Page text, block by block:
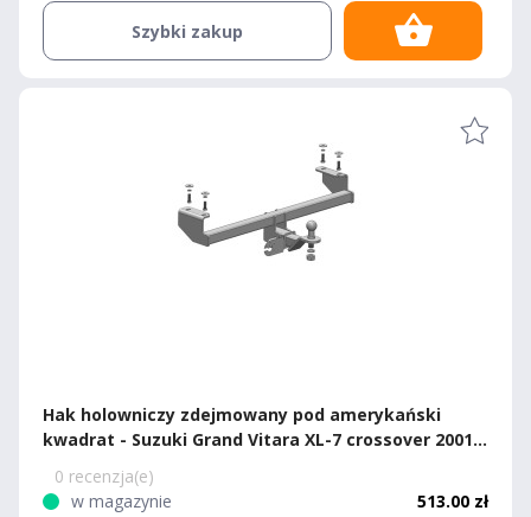
Szybki zakup
Hak holowniczy zdejmowany pod amerykański
kwadrat - Suzuki Grand Vitara XL-7 crossover 2001-
0 recenzja(e)
w magazynie
513.00 zł